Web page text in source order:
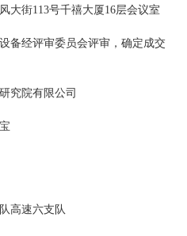
大街113号千禧大厦16层会议室
备经评审委员会评审，确定成交
究院有限公司
高速六支队